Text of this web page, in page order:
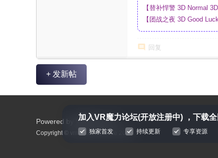
【替补悍警 3D Normal
【团战之夜 3D Good
回复
+ 发新帖
加入VR魔力论坛(开放注册中) ，下载
独家首发 持续更新 专享资源
Powered by VRmoli.com
Copyright © vrmoli.com, since 2010.